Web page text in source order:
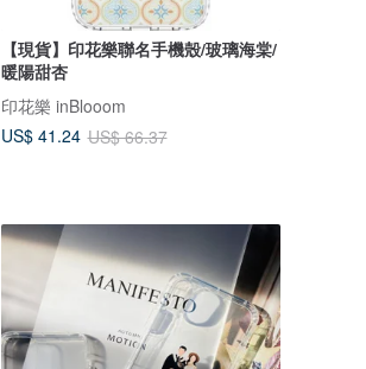
【現貨】印花樂聯名手機殼/玻璃海棠/
暖陽甜杏
印花樂 inBlooom
US$ 41.24 US$ 66.37